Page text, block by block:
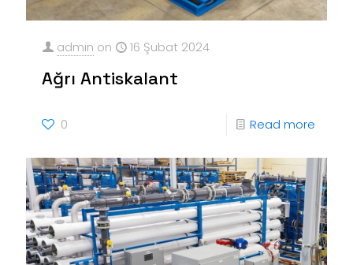
admin on 16 Şubat 2024
Ağrı Antiskalant
0 Read more